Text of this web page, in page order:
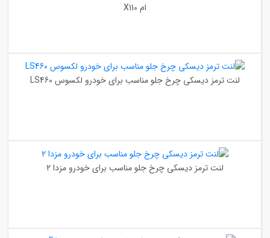
ام X110
لنت ترمز دیسکی چرخ جلو مناسب برای خودرو لکسوس LS460
لنت ترمز دیسکی چرخ جلو مناسب برای خودرو مزدا 2